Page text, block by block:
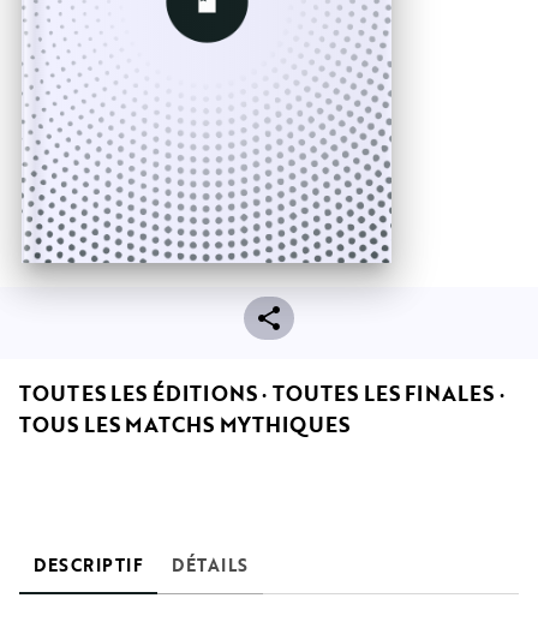
TOUTES LES ÉDITIONS · TOUTES LES FINALES ·
TOUS LES MATCHS MYTHIQUES
DESCRIPTIF DÉTAILS